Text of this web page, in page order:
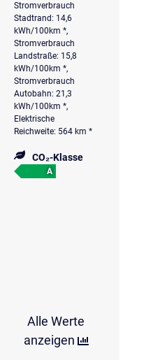
Stromverbrauch
Stadtrand: 14,6
kWh/100km *,
Stromverbrauch
Landstraße: 15,8
kWh/100km *,
Stromverbrauch
Autobahn: 21,3
kWh/100km *,
Elektrische
Reichweite: 564 km *
CO₂-Klasse
A
Alle Werte
anzeigen